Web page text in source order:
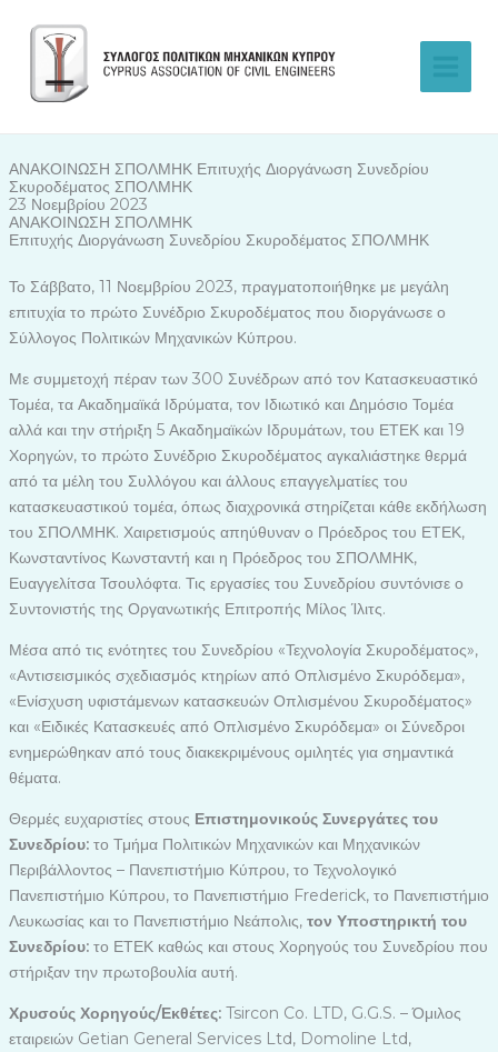
content
ΑΝΑΚΟΙΝΩΣΗ ΣΠΟΛΜΗΚ Επιτυχής Διοργάνωση Συνεδρίου
Σκυροδέματος ΣΠΟΛΜΗΚ
23 Νοεμβρίου 2023
ΑΝΑΚΟΙΝΩΣΗ ΣΠΟΛΜΗΚ
Επιτυχής Διοργάνωση Συνεδρίου Σκυροδέματος ΣΠΟΛΜΗΚ
Το Σάββατο, 11 Νοεμβρίου 2023, πραγματοποιήθηκε με μεγάλη
επιτυχία το πρώτο Συνέδριο Σκυροδέματος που διοργάνωσε ο
Σύλλογος Πολιτικών Μηχανικών Κύπρου.
Με συμμετοχή πέραν των 300 Συνέδρων από τον Κατασκευαστικό
Τομέα, τα Ακαδημαϊκά Ιδρύματα, τον Ιδιωτικό και Δημόσιο Τομέα
αλλά και την στήριξη 5 Ακαδημαϊκών Ιδρυμάτων, του ΕΤΕΚ και 19
Χορηγών, το πρώτο Συνέδριο Σκυροδέματος αγκαλιάστηκε θερμά
από τα μέλη του Συλλόγου και άλλους επαγγελματίες του
κατασκευαστικού τομέα, όπως διαχρονικά στηρίζεται κάθε εκδήλωση
του ΣΠΟΛΜΗΚ. Χαιρετισμούς απηύθυναν ο Πρόεδρος του ΕΤΕΚ,
Κωνσταντίνος Κωνσταντή και η Πρόεδρος του ΣΠΟΛΜΗΚ,
Ευαγγελίτσα Τσουλόφτα. Τις εργασίες του Συνεδρίου συντόνισε ο
Συντονιστής της Οργανωτικής Επιτροπής Μίλος Ίλιτς.
Μέσα από τις ενότητες του Συνεδρίου «Τεχνολογία Σκυροδέματος»,
«Αντισεισμικός σχεδιασμός κτηρίων από Οπλισμένο Σκυρόδεμα»,
«Ενίσχυση υφιστάμενων κατασκευών Οπλισμένου Σκυροδέματος»
και «Ειδικές Κατασκευές από Οπλισμένο Σκυρόδεμα» οι Σύνεδροι
ενημερώθηκαν από τους διακεκριμένους ομιλητές για σημαντικά
θέματα.
Θερμές ευχαριστίες στους Επιστημονικούς Συνεργάτες του
Συνεδρίου:το Τμήμα Πολιτικών Μηχανικών και Μηχανικών
Περιβάλλοντος – Πανεπιστήμιο Κύπρου, το Τεχνολογικό
Πανεπιστήμιο Κύπρου, το Πανεπιστήμιο Frederick, το Πανεπιστήμιο
Λευκωσίας και το Πανεπιστήμιο Νεάπολις, τον Υποστηρικτή του
Συνεδρίου:το ΕΤΕΚ καθώς και στους Χορηγούς του Συνεδρίου που
στήριξαν την πρωτοβουλία αυτή.
Χρυσούς Χορηγούς/Εκθέτες:Tsircon Co. LTD, G.G.S. – Όμιλος
εταιρειών Getian General Services Ltd, Domoline Ltd,